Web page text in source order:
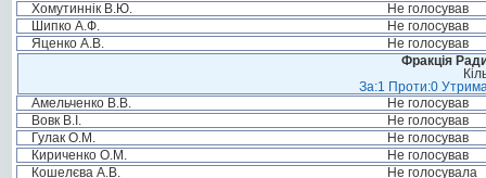
Хомутиннік В.Ю.
Не голосував
Шипко А.Ф.
Не голосував
Яценко А.В.
Не голосував
Фракція
За:1 Проти:0
Амельченко В.В.
Не голосував
Вовк В.І.
Не голосував
Гулак О.М.
Не голосував
Кириченко О.М.
Не голосував
Кошелєва А.В.
Не голосувала